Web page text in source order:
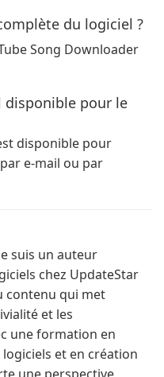
du logiciel ?
Song Downloader
disponible pour le
disponible pour
e-mail ou par
suis un auteur
chez UpdateStar
contenu qui met
et les
une formation en
et en création